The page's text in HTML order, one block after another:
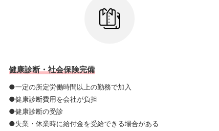
健康診断・社会保険完備
●一定の所定労働時間以上の勤務で加入
●健康診断費用を会社が負担
●健康診断の受診
●失業・休業時に給付金を受給できる場合がある